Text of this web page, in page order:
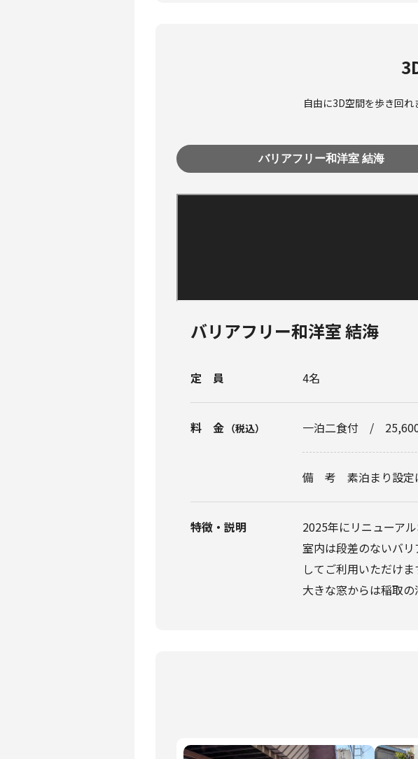
自由に3D空間を歩き回れ
バリアフリー和洋室 結海
バリアフリー和洋室 結海
定員 4名
料金（税込） 一泊二食付
備考 素泊まり設
特徴・説明
2025年にリニューア
室内は段差のないバ
してご利用いただけま
大きな窓からは稲取の